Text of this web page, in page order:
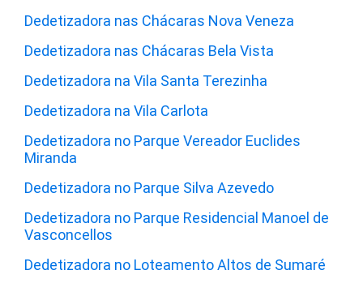
Dedetizadora nas Chácaras Nova Veneza
Dedetizadora nas Chácaras Bela Vista
Dedetizadora na Vila Santa Terezinha
Dedetizadora na Vila Carlota
Dedetizadora no Parque Vereador Euclides
Miranda
Dedetizadora no Parque Silva Azevedo
Dedetizadora no Parque Residencial Manoel de
Vasconcellos
Dedetizadora no Loteamento Altos de Sumaré